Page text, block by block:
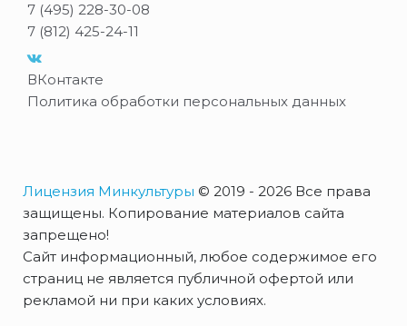
7 (495) 228-30-08
7 (812) 425-24-11
ВКонтакте
Политика обработки персональных данных
Лицензия Минкультуры © 2019 - 2026 Все права
защищены. Копирование материалов сайта
запрещено!
Сайт информационный, любое содержимое его
страниц не является публичной офертой или
рекламой ни при каких условиях.